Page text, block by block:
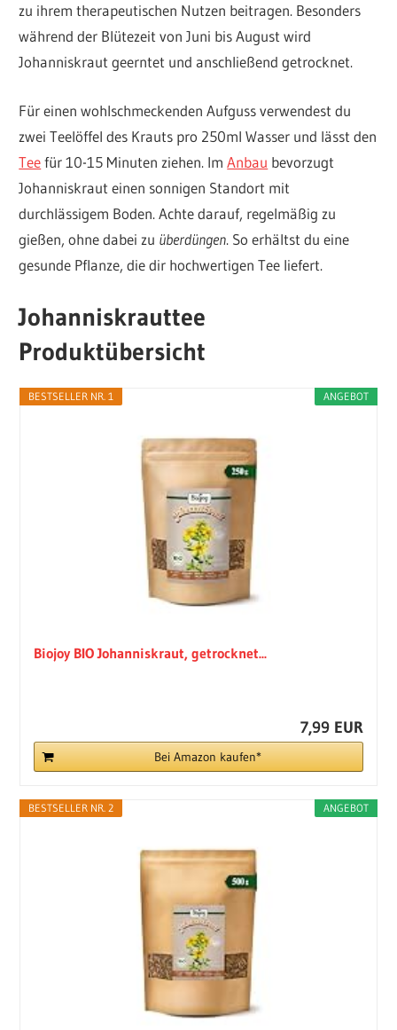
zu ihrem therapeutischen Nutzen beitragen. Besonders
während der Blütezeit von Juni bis August wird
Johanniskraut geerntet und anschließend getrocknet.
Für einen wohlschmeckenden Aufguss verwendest du
zwei Teelöffel des Krauts pro 250ml Wasser und lässt den
Teefür 10-15 Minuten ziehen. ImAnbau bevorzugt
Johanniskraut einen sonnigen Standort mit
durchlässigem Boden. Achte darauf, regelmäßig zu
gießen, ohne dabei zu überdüngen. So erhältst du eine
gesunde Pflanze, die dir hochwertigen Tee liefert.
Johanniskrauttee
Produktübersicht
ANGEBOT
BESTSELLER NR. 1
Biojoy BIO Johanniskraut, getrocknet...
7,99 EUR
Bei Amazon kaufen*
ANGEBOT
BESTSELLER NR. 2